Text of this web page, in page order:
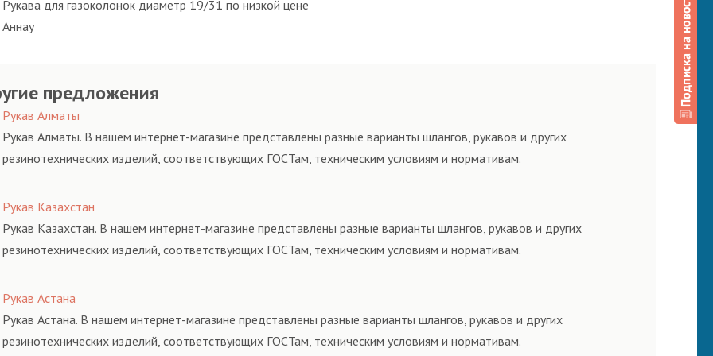
Рукава для газоколонок диаметр 19/31 по низкой цене
Аннау
предложения
Рукав Алматы
Рукав Алматы. В нашем интернет-магазине представлены разные варианты шлангов, рукавов и других
резинотехнических изделий, соответствующих ГОСТам, техническим условиям и нормативам.
Рукав Казахстан
Рукав Казахстан. В нашем интернет-магазине представлены разные варианты шлангов, рукавов и других
резинотехнических изделий, соответствующих ГОСТам, техническим условиям и нормативам.
Рукав Астана
Рукав Астана. В нашем интернет-магазине представлены разные варианты шлангов, рукавов и других
резинотехнических изделий, соответствующих ГОСТам, техническим условиям и нормативам.